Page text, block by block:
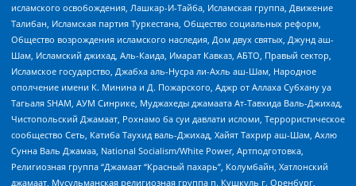
исламского освобождения, Лашкар-И-Тайба, Исламская группа, Движение
Талибан, Исламская партия Туркестана, Общество социальных реформ,
Общество возрождения исламского наследия, Дом двух святых, Джунд аш-
Шам, Исламский джихад, Аль-Каида, Имарат Кавказ, АБТО, Правый сектор,
Исламское государство, Джабха аль-Нусра ли-Ахль аш-Шам, Народное
ополчение имени К. Минина и Д. Пожарского, Аджр от Аллаха Субхану уа
Тагьаля SHAM, АУМ Синрике, Муджахеды джамаата Ат-Тавхида Валь-Джихад,
Чистопольский Джамаат, Рохнамо ба суи давлати исломи, Террористическое
сообщество Сеть, Катиба Таухид валь-Джихад, Хайят Тахрир аш-Шам, Ахлю
Сунна Валь Джамаа, National Socialism/White Power, Артподготовка,
Религиозная группа “Джамаат “Красный пахарь”, Колумбайн, Хатлонский
джамаат, Мусульманская религиозная группа п. Кушкуль г. Оренбург,